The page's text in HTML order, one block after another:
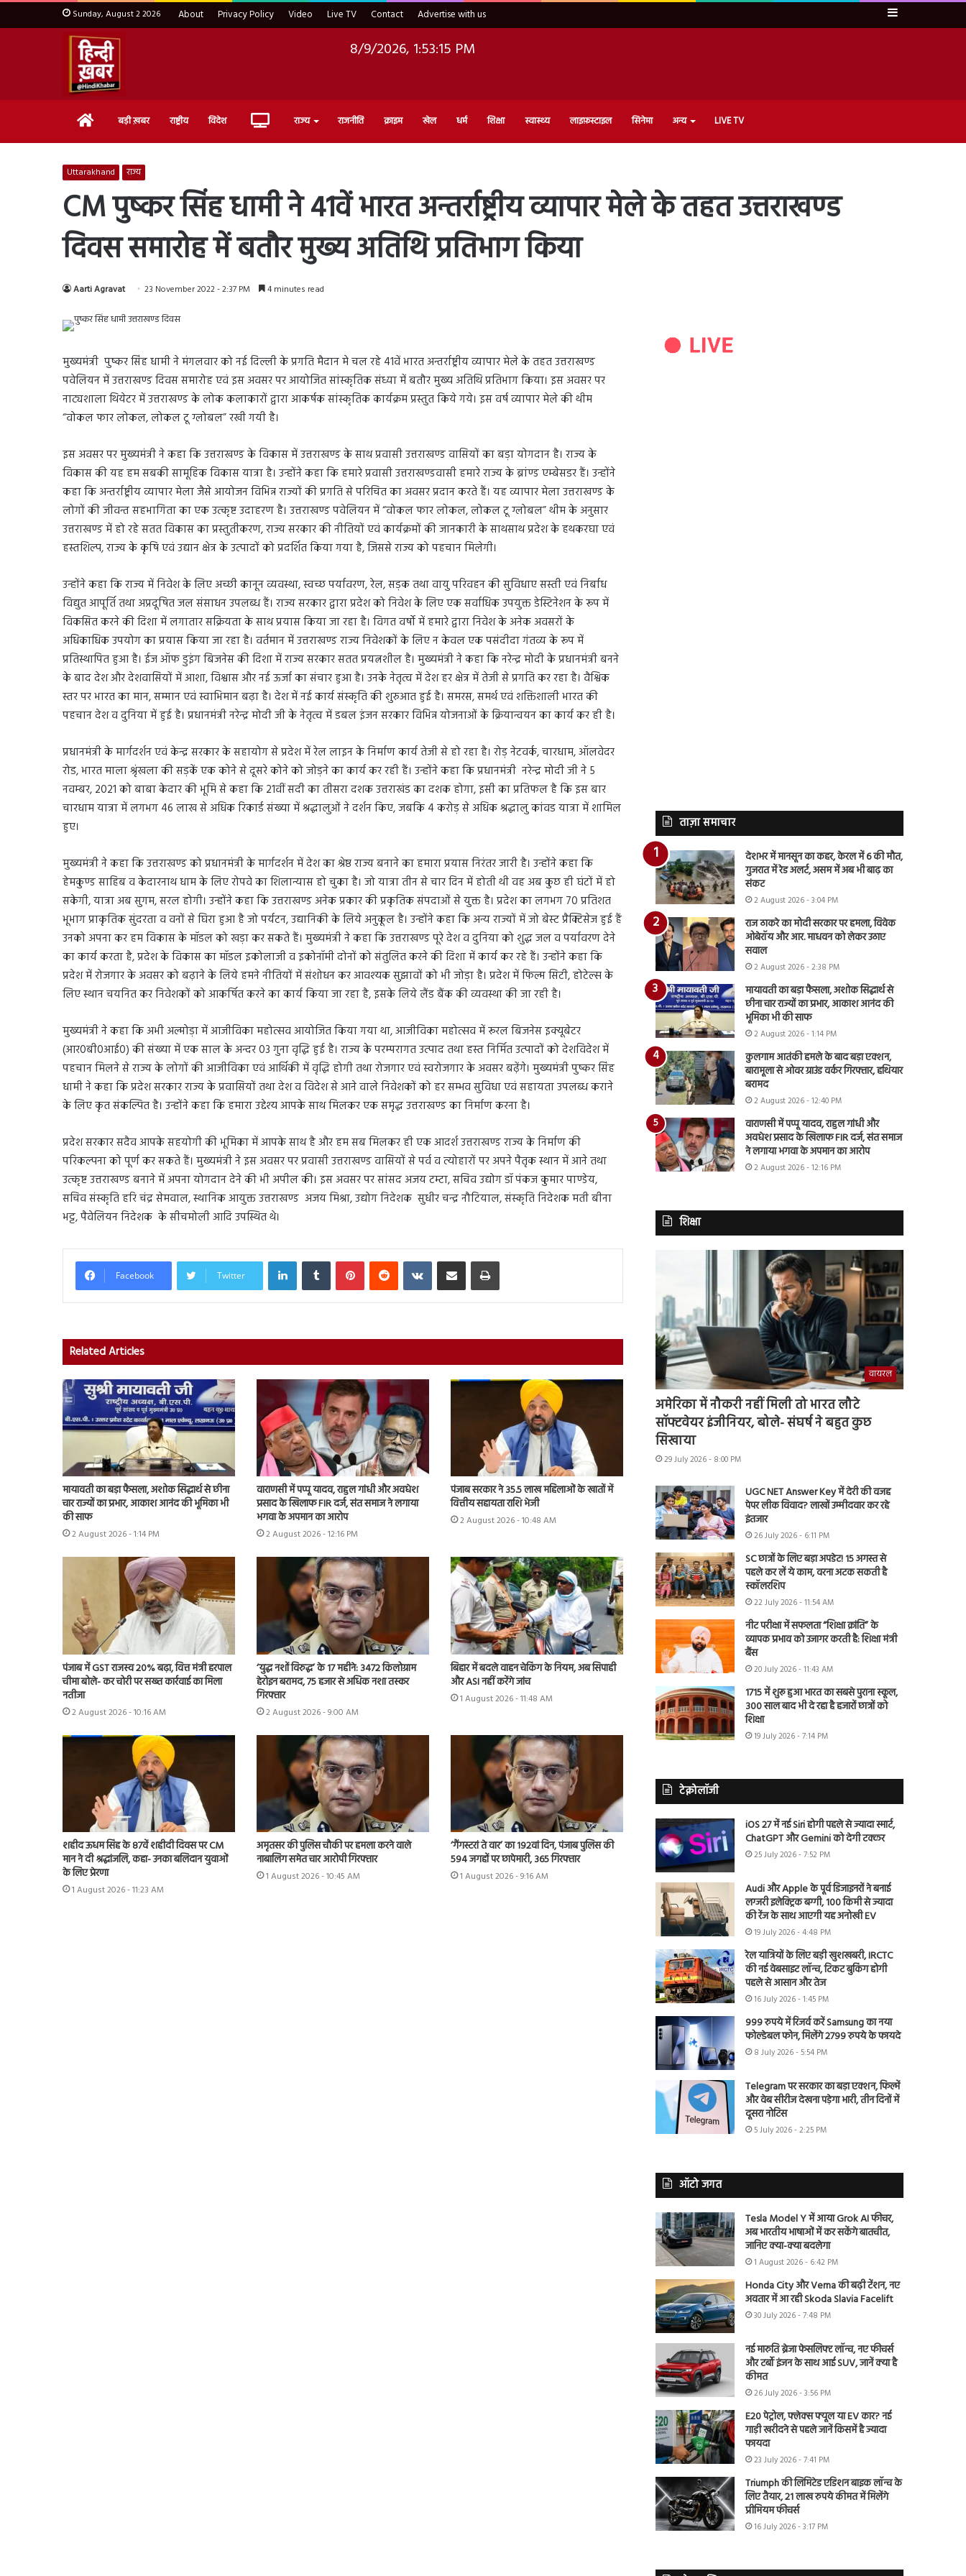
Sunday, August 2 2026 About Privacy Policy Video Live TV Contact Advertise with us Sidebar
8/9/2026, 1:53:16 PM
Home बड़ी ख़बर राष्ट्रीय विदेश Live राज्य राजनीति क्राइम खेल धर्म शिक्षा स्वास्थ्य लाइफ़स्टाइल सिनेमा अन्य LIVE TV
Uttarakhand राज्य
CM पुष्कर सिंह धामी ने 41वें भारत अन्तर्राष्ट्रीय व्यापार मेले के तहत उत्तराखण्ड
दिवस समारोह में बतौर मुख्य अतिथि प्रतिभाग किया
Aarti Agravat 23 November 2022 - 2:37 PM 4 minutes read
मुख्यमंत्री पुष्कर सिंह धामी ने मंगलवार को नई दिल्ली के प्रगति मैदान मे चल रहे 41वें भारत अन्तर्राष्ट्रीय व्यापार मेले के तहत उत्तराखण्ड
पवेलियन में उत्तराखण्ड दिवस समारोह एवं इस अवसर पर आयोजित सांस्कृतिक संध्या में बतौर मुख्य अतिथि प्रतिभाग किया। इस अवसर पर
नाट्यशाला थियेटर में उत्तराखण्ड के लोक कलाकारों द्वारा आकर्षक सांस्कृतिक कार्यक्रम प्रस्तुत किये गये। इस वर्ष व्यापार मेले की थीम
“वोकल फार लोकल, लोकल टू ग्लोबल” रखी गयी है।
इस अवसर पर मुख्यमंत्री ने कहा कि उत्तराखण्ड के विकास में उत्तराखण्ड के साथ प्रवासी उत्तराखण्ड वासियों का बड़ा योगदान है। राज्य के
विकास की यह हम सबकी सामूहिक विकास यात्रा है। उन्होंने कहा कि हमारे प्रवासी उत्तराखण्डवासी हमारे राज्य के ब्रांण्ड एम्बेसडर हैं। उन्होंने
कहा कि अन्तर्राष्ट्रीय व्यापार मेला जैसे आयोजन विभिन्न राज्यों की प्रगति से परिचित का अवसर प्रदान करते हैं। यह व्यापार मेला उत्तराखण्ड के
लोगों की जीवन्त सहभागिता का एक उत्कृष्ट उदाहरण है। उत्तराखण्ड पवेलियन में “वोकल फार लोकल, लोकल टू ग्लोबल” थीम के अनुसार
उत्तराखण्ड में हो रहे सतत विकास का प्रस्तुतीकरण, राज्य सरकार की नीतियों एवं कार्यक्रमों की जानकारी के साथसाथ प्रदेश के हथकरघा एवं
हस्तशिल्प, राज्य के कृषि एवं उद्यान क्षेत्र के उत्पादों को प्रदर्शित किया गया है, जिससे राज्य को पहचान मिलेगी।
उन्होंने कहा कि राज्य में निवेश के लिए अच्छी कानून व्यवस्था, स्वच्छ पर्यावरण, रेल, सड़क तथा वायु परिवहन की सुविधाए सस्ती एवं निर्बाध
विद्युत आपूर्ति तथा अप्रदूषित जल संसाधन उपलब्ध हैं। राज्य सरकार द्वारा प्रदेश को निवेश के लिए एक सर्वाधिक उपयुक्त डेस्टिनेशन के रूप में
विकसित करने की दिशा में लगातार सक्रियता के साथ प्रयास किया जा रहा है। विगत वर्षो में हमारे द्वारा निवेश के अनेक अवसरों के
अधिकाधिक उपयोग का प्रयास किया जा रहा है। वर्तमान में उत्तराखण्ड राज्य निवेशकों के लिए न केवल एक पसंदीदा गंतव्य के रूप में
प्रतिस्थापित हुआ है। ईज ऑफ डुइंग बिजनेस की दिशा में राज्य सरकार सतत प्रयत्नशील है। मुख्यमंत्री ने कहा कि नरेन्द्र मोदी के प्रधानमंत्री बनने
के बाद देश और देशवासियों में आशा, विश्वास और नई ऊर्जा का संचार हुआ है। उनके नेतृत्व में देश हर क्षेत्र में तेजी से प्रगति कर रहा है। वैश्विक
स्तर पर भारत का मान, सम्मान एवं स्वाभिमान बढ़ा है। देश में नई कार्य संस्कृति की शुरुआत हुई है। समरस, समर्थ एवं शक्तिशाली भारत की
पहचान देश व दुनिया में हुई है। प्रधानमंत्री नरेन्द्र मोदी जी के नेतृत्व में डबल इंजन सरकार विभिन्न योजनाओं के क्रियान्वयन का कार्य कर ही है।
प्रधानमंत्री के मार्गदर्शन एवं केन्द्र सरकार के सहायोग से प्रदेश में रेल लाइन के निर्माण कार्य तेजी से हो रहा है। रोड़ नेटवर्क, चारधाम, ऑलवेदर
रोड, भारत माला श्रृंखला की सड़कें एक कोने से दूसरे कोने को जोड़ने का कार्य कर रही हैं। उन्होंने कहा कि प्रधानमंत्री नरेन्द्र मोदी जी ने 5
नवम्बर, 2021 को बाबा केदार की भूमि से कहा कि 21वीं सदी का तीसरा दशक उत्तराखंड का दशक होगा, इसी का प्रतिफल है कि इस बार
चारधाम यात्रा में लगभग 46 लाख से अधिक रिकार्ड संख्या में श्रद्धालुओं ने दर्शन किए, जबकि 4 करोड़ से अधिक श्रद्धालु कांवड यात्रा में शामिल
हुए।
मुख्यमंत्री ने कहा कि उत्तराखण्ड को प्रधानमंत्री के मार्गदर्शन में देश का श्रेष्ठ राज्य बनाने का हमारा प्रयास निरंतर जारी है। उन्होंने कहा कि
हेमकुण्ड साहिब व केदारनाथ धाम के लिए रोपवे का शिलान्यास हो चुका है। जो यात्रा तीन से चार दिन में होती थी वह अब कुछ ही घंटों में हो
सकेगी, यात्रा अब सुगम, सरल होगी। उन्होंने कहा कि उत्तराखण्ड अनेक प्रकार की प्रकृतिक संपदाओं से युक्त है। प्रदेश का लगभग 70 प्रतिशत
भूभाग प्राकृतिक सुंदरता व वनों से घिरा हुआ है जो पर्यटन, उद्यानिकी के लिये अनुकूल है। उन्होंने कहा कि अन्य राज्यों में जो बेस्ट प्रैक्टिसेज हुई हैं
उनको अपना कर हम विकास के मॉडल को खड़ा कर सकते हैं। मुख्यमंत्री ने कहा कि उत्तराखण्ड पूरे देश व दुनिया को शुद्ध जल व पर्यावरण देने
का कार्य करता है, प्रदेश के विकास का मॉडल इकोलाजी व इकोनॉमी दोनों को संतुलित करने की दिशा में कार्य कर रहे हैं। उन्होंने कहा कि
प्रदेश में रोजगार के अवसर को बढ़ाने के लिये हमने नीतियों में संशोधन कर आवश्यक सुझावों को भी जोड़ा है। प्रदेश में फिल्म सिटी, होटेल्स के
लिए स्थान चयनित कर निवेशकों को आकर्षित करने का कार्य किया जा रहा है, इसके लिये लैंड बैंक की व्यवस्था की जा रही है।
मुख्यमंत्री ने कहा कि अभी अल्मोड़ा में आजीविका महोत्सव आयोजित किया गया था, आजीविका महोत्सव में रूरल बिजनेस इक्यूबेटर
(आर0बी0आई0) की संख्या में एक साल के अन्दर 03 गुना वृद्धि हुई है। राज्य के परम्परागत उत्पाद तथा हस्त निर्मित उत्पादों को देशविदेश में
पहचान मिलने से राज्य के लोगों की आजीविका एवं आर्थिकी में वृद्धि होगी तथा रोजगार एवं स्वरोजगार के अवसर बढ़ेंगे। मुख्यमंत्री पुष्कर सिंह
धामी ने कहा कि प्रदेश सरकार राज्य के प्रवासियों तथा देश व विदेश से आने वाले निवेशकों को हर सम्भव सुविधा एवं सहायता उपलब्ध कराने
के लिए कृत संकल्पित है। उन्होंने कहा कि हमारा उद्देश्य आपके साथ मिलकर एक समृद्ध उत्तराखण्ड का निर्माण करना है।
प्रदेश सरकार सदैव आपके सहयोगी की भूमिका में आपके साथ है और हम सब मिलकर ही एक आदर्श उत्तराखण्ड राज्य के निर्माण की
परिकल्पना को पूर्ण कर सकते हैं। मुख्यमंत्री ने इस अवसर पर प्रवासी उत्तराखण्ड वासियों से पर्व व त्योहारों पर अपने पैतृक स्थान में आने तथा
उत्कृष्ट उत्तराखण्ड बनाने में अपना योगदान देने की भी अपील की। इस अवसर पर सांसद अजय टम्टा, सचिव उद्योग डॉ पंकज कुमार पाण्डेय,
सचिव संस्कृति हरि चंद्र सेमवाल, स्थानिक आयुक्त उत्तराखण्ड अजय मिश्रा, उद्योग निदेशक सुधीर चन्द्र नौटियाल, संस्कृति निदेशक मती बीना
भट्ट, पैवेलियन निदेशक के सीचमोली आदि उपस्थित थे।
Facebook Twitter
LinkedInTumblr PinterestReddit VKontakteShare via Email Print
Related Articles
मायावती का बड़ा फैसला, अशोक सिद्धार्थ से छीना
चार राज्यों का प्रभार, आकाश आनंद की भूमिका भी
की साफ
2 August 2026 - 1:14 PM
वाराणसी में पप्पू यादव, राहुल गांधी और अवधेश
प्रसाद के खिलाफ FIR दर्ज, संत समाज ने लगाया
भगवा के अपमान का आरोप
2 August 2026 - 12:16 PM
पंजाब सरकार ने 35.5 लाख महिलाओं के खातों में
वित्तीय सहायता राशि भेजी
2 August 2026 - 10:48 AM
पंजाब में GST राजस्व 20% बढ़ा, वित्त मंत्री हरपाल
चीमा बोले- कर चोरी पर सख्त कार्रवाई का मिला
नतीजा
2 August 2026 - 10:16 AM
‘युद्ध नशों विरुद्ध’ के 17 महीने: 3472 किलोग्राम
हेरोइन बरामद, 75 हजार से अधिक नशा तस्कर
गिरफ्तार
2 August 2026 - 9:00 AM
बिहार में बदले वाहन चेकिंग के नियम, अब सिपाही
और ASI नहीं करेंगे जांच
1 August 2026 - 11:48 AM
शहीद ऊधम सिंह के 87वें शहीदी दिवस पर CM
मान ने दी श्रद्धांजलि, कहा- उनका बलिदान युवाओं
के लिए प्रेरणा
1 August 2026 - 11:23 AM
अमृतसर की पुलिस चौकी पर हमला करने वाले
नाबालिग समेत चार आरोपी गिरफ्तार
1 August 2026 - 10:45 AM
‘गैंगस्टरां ते वार’ का 192वां दिन, पंजाब पुलिस की
594 जगहों पर छापेमारी, 365 गिरफ्तार
1 August 2026 - 9:16 AM
ताज़ा समाचार
देशभर में मानसून का कहर, केरल में 6 की मौत,
गुजरात में रेड अलर्ट, असम में अब भी बाढ़ का
संकट
2 August 2026 - 3:04 PM
राज ठाकरे का मोदी सरकार पर हमला, विवेक
ओबेरॉय और आर. माधवन को लेकर उठाए
सवाल
2 August 2026 - 2:38 PM
मायावती का बड़ा फैसला, अशोक सिद्धार्थ से
छीना चार राज्यों का प्रभार, आकाश आनंद की
भूमिका भी की साफ
2 August 2026 - 1:14 PM
कुलगाम आतंकी हमले के बाद बड़ा एक्शन,
बारामूला से ओवर ग्राउंड वर्कर गिरफ्तार, हथियार
बरामद
2 August 2026 - 12:40 PM
वाराणसी में पप्पू यादव, राहुल गांधी और
अवधेश प्रसाद के खिलाफ FIR दर्ज, संत समाज
ने लगाया भगवा के अपमान का आरोप
2 August 2026 - 12:16 PM
शिक्षा
वायरल
अमेरिका में नौकरी नहीं मिली तो भारत लौटे
सॉफ्टवेयर इंजीनियर, बोले- संघर्ष ने बहुत कुछ
सिखाया
29 July 2026 - 8:00 PM
UGC NET Answer Key में देरी की वजह
पेपर लीक विवाद? लाखों उम्मीदवार कर रहे
इंतजार
26 July 2026 - 6:11 PM
SC छात्रों के लिए बड़ा अपडेट! 15 अगस्त से
पहले कर लें ये काम, वरना अटक सकती है
स्कॉलरशिप
22 July 2026 - 11:54 AM
नीट परीक्षा में सफलता “शिक्षा क्रांति” के
व्यापक प्रभाव को उजागर करती है: शिक्षा मंत्री
बैंस
20 July 2026 - 11:43 AM
1715 में शुरू हुआ भारत का सबसे पुराना स्कूल,
300 साल बाद भी दे रहा है हजारों छात्रों को
शिक्षा
19 July 2026 - 7:14 PM
टेक्नोलॉजी
iOS 27 में नई Siri होगी पहले से ज्यादा स्मार्ट,
ChatGPT और Gemini को देगी टक्कर
25 July 2026 - 7:52 PM
Audi और Apple के पूर्व डिजाइनरों ने बनाई
लग्जरी इलेक्ट्रिक बग्गी, 100 किमी से ज्यादा
की रेंज के साथ आएगी यह अनोखी EV
19 July 2026 - 4:48 PM
रेल यात्रियों के लिए बड़ी खुशखबरी, IRCTC
की नई वेबसाइट लॉन्च, टिकट बुकिंग होगी
पहले से आसान और तेज
16 July 2026 - 1:45 PM
999 रुपये में रिजर्व करें Samsung का नया
फोल्डेबल फोन, मिलेंगे 2799 रुपये के फायदे
8 July 2026 - 5:54 PM
Telegram पर सरकार का बड़ा एक्शन, फिल्में
और वेब सीरीज देखना पड़ेगा भारी, तीन दिनों में
दूसरा नोटिस
5 July 2026 - 2:25 PM
ऑटो जगत
Tesla Model Y में आया Grok AI फीचर,
अब भारतीय भाषाओं में कर सकेंगे बातचीत,
जानिए क्या-क्या बदलेगा
1 August 2026 - 6:42 PM
Honda City और Verna की बढ़ी टेंशन, नए
अवतार में आ रही Skoda Slavia Facelift
30 July 2026 - 7:48 PM
नई मारुति ब्रेजा फेसलिफ्ट लॉन्च, नए फीचर्स
और टर्बो इंजन के साथ आई SUV, जानें क्या है
कीमत
26 July 2026 - 3:56 PM
E20 पेट्रोल, फ्लेक्स फ्यूल या EV कार? नई
गाड़ी खरीदने से पहले जानें किसमें है ज्यादा
फायदा
23 July 2026 - 7:41 PM
Triumph की लिमिटेड एडिशन बाइक लॉन्च के
लिए तैयार, 21 लाख रुपये कीमत में मिलेंगे
प्रीमियम फीचर्स
16 July 2026 - 3:17 PM